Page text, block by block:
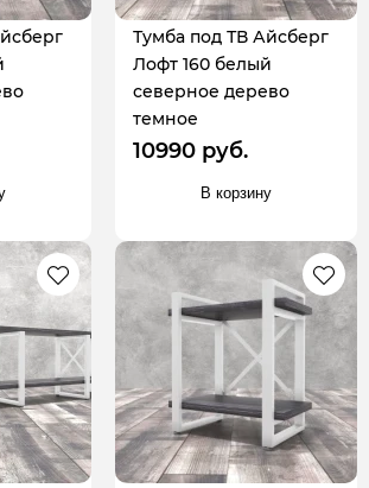
Тумба под ТВ Айсберг
Лофт 160 белый
северное дерево
темное
10990 руб.
В корзину